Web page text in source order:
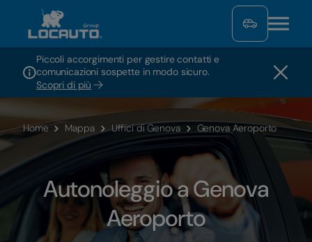
Piccoli accorgimenti per gestire contatti e
comunicazioni sospette in modo sicuro.
Scopri di più
Home Mappa Uffici di Genova Genova Aeroporto
Autonoleggio a Genova
Aeroporto